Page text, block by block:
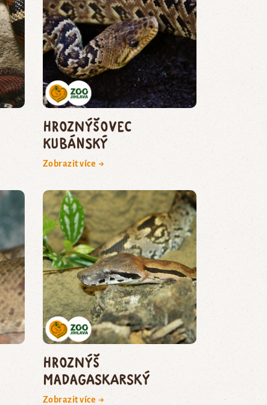
hroznýšovec
kubánský
Zobrazit více →
hroznýš
madagaskarský
Zobrazit více →